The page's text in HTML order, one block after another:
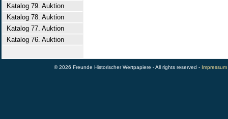
Katalog 79. Auktion
Katalog 78. Auktion
Katalog 77. Auktion
Katalog 76. Auktion
© 2026 Freunde Historischer Wertpapiere - All rights reserved - Impressum